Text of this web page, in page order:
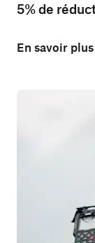
5% de
En savoir